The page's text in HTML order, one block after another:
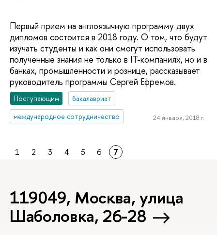
Первый прием на англоязычную программу двух
дипломов состоится в 2018 году. О том, что будут
изучать студенты и как они смогут использовать
полученные знания не только в IT-компаниях, но и в
банках, промышленности и рознице, рассказывает
руководитель программы Сергей Ефремов.
Поступающим
бакалавриат
международное сотрудничество
24 января, 2018 г.
1 2 3 4 5 6 7
119049, Москва, улица
Шаболовка, 26-28